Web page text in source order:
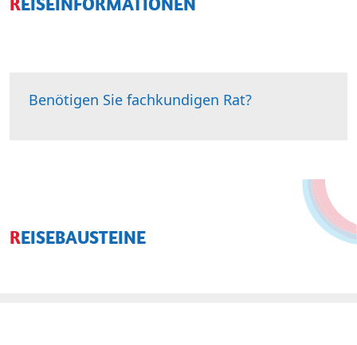
Benötigen Sie fachkundigen Rat?
REISEBAUSTEINE